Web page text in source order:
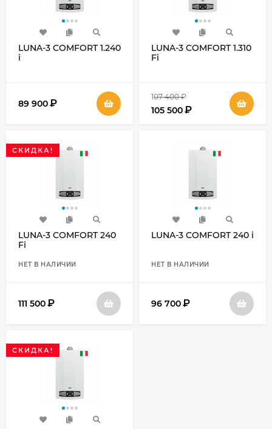
LUNA-3 COMFORT 1.240
i
89 900₽
LUNA-3 COMFORT 1.310
Fi
107 400 ₽
105 500₽
СКИДКА!
LUNA-3 COMFORT 240
Fi
НЕТ В НАЛИЧИИ
111 500₽
LUNA-3 COMFORT 240 i
НЕТ В НАЛИЧИИ
96 700₽
СКИДКА!